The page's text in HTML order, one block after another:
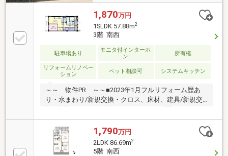
1,870万円
1SLDK 57.88m2
3階 南西
駐車場あり
モニタ付インターホ
ン
所有権
リフォームリノベー
ション
ペット相談可 システムキッチン
～～ 物件PR ～～■2023年1月フルリフォーム歴あ
り・水まわり/新規交換・クロス、床材、建具/新規交
2匹まで飼育可（細則あり）大切なご家族とプライス
レスなひとときを過ごせます■バス系統の多いバス停
「青山一丁目」まで徒歩約3分と交通アクセス良好■今
の家賃と比べてください！ビッグコミュニティならで
1,790万円
2LDK 86.69m2
5階 南西